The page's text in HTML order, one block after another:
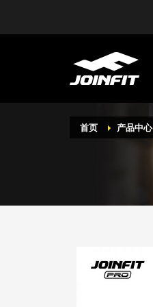
首页 产品中心